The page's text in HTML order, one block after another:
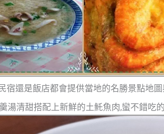
宿還是飯店都會提供當地的名勝景點地
湯清甜搭配上新鮮的土魠魚肉,蠻不錯吃